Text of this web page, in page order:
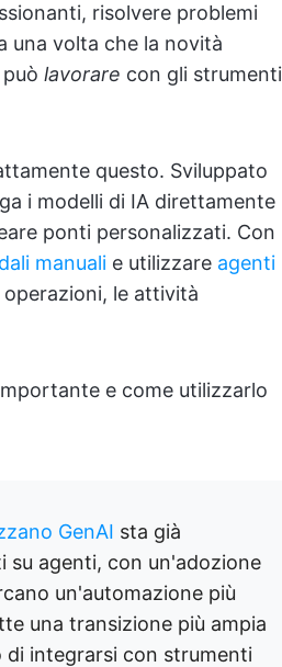
risolvere problemi
una volta che la novità
lavorare con gli strumenti
questo. Sviluppato
i modelli di IA direttamente
ponti personalizzati. Con
manuali e utilizzare agenti
le attività
e come utilizzarlo
GenAI sta già
agenti, con un'adozione
un'automazione più
una transizione più ampia
di integrarsi con strumenti